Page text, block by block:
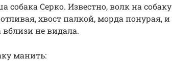
собака Серко. Известно, волк на
хвост палкой, морда понурая, и
не видала.
манить: